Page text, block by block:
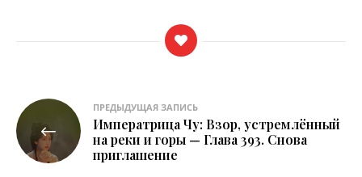
Навигация
по
записям
ПРЕДЫДУЩАЯ ЗАПИСЬ
Императрица Чу: Взор, устремлённый
на реки и горы — Глава 393. Снова
приглашение